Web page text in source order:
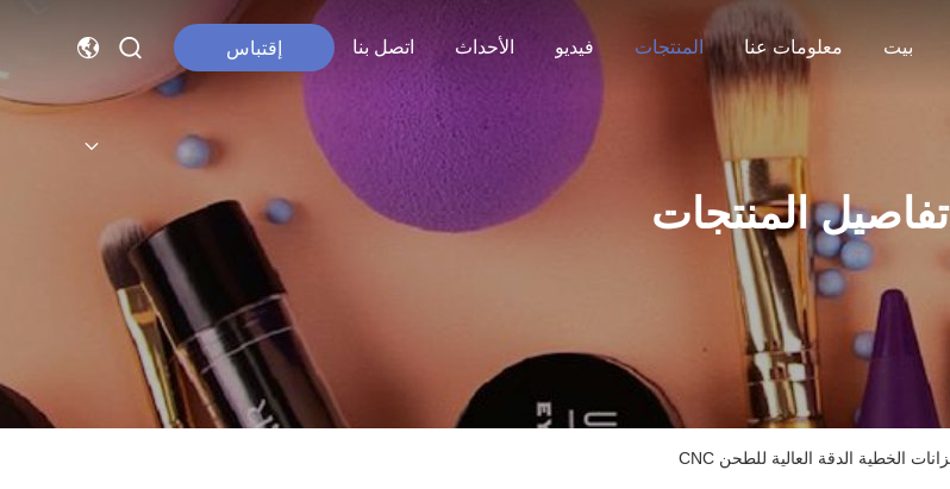
بيت معلومات عنا المنتجات فيديو الأحداث اتصل بنا إقتباس
تفاصيل المنتجات